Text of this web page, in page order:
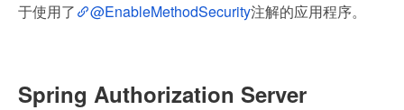
于使用了
@EnableMethodSecurity注解的应用程序。
Spring Authorization Server